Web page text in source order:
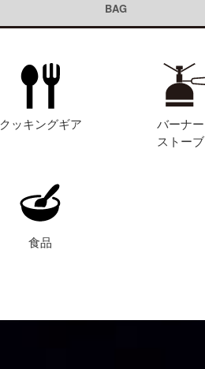
BAG
クッキングギア
バーナー
ストーブ
食品